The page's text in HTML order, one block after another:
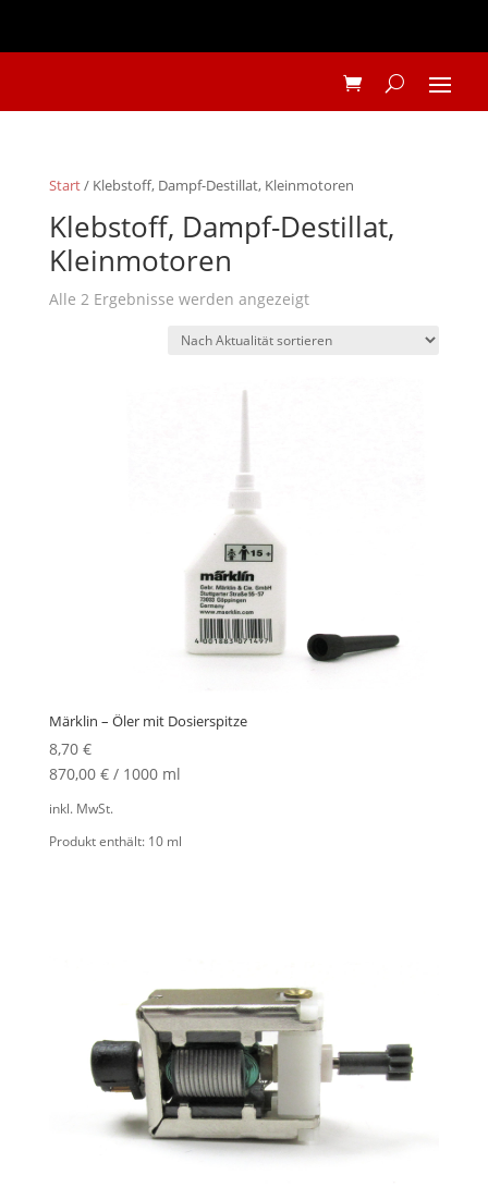
Start/ Klebstoff, Dampf-Destillat, Kleinmotoren
Klebstoff, Dampf-Destillat,
Kleinmotoren
Alle 2 Ergebnisse werden angezeigtNach
sortiert
Märklin – Öler mit Dosierspitze
8,70 €
870,00 €/ 1000 ml
inkl. MwSt.
Produkt enthält: 10 ml